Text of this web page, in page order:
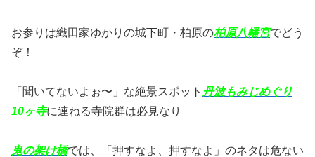
お参りは織田家ゆかりの城下町・柏原の柏原八幡宮でどう
ぞ！
「聞いてないよぉ〜」な絶景スポット 丹波もみじめぐり
10ヶ寺に連ねる寺院群は必見なり
鬼の架け橋では、「押すなよ、押すなよ」のネタは危ない